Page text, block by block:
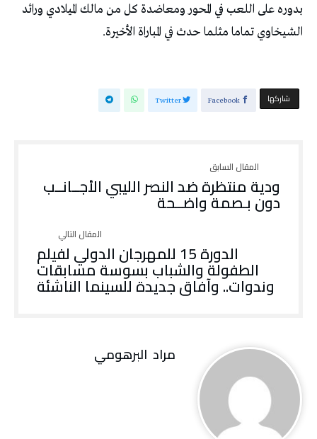
‬الشيخاوي‭ ‬تماما‭ ‬مثلما‭ ‬حدث‭ ‬في‭ ‬المباراة‭ ‬الأخيرة‭.‬
‫‫ شاركها‬ Facebook
Twitter
ودية منتظرة ضد النصر الليبي الأجــانــب
دون بـصمة واضــحة
الدورة 15 للمهرجان الدولي لفيلم
الطفولة والشباب بسوسة مسابقات
وندوات.. وآفاق جديدة للسينما الناشئة
مراد‭ ‬ البرهومي